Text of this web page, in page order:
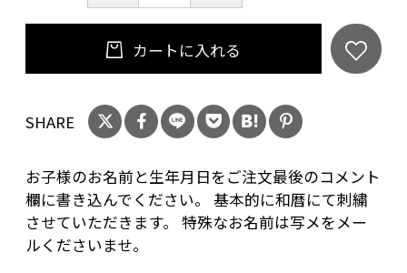
50代/女性
評価 5.00. 投稿日：2022年05月29日
想像通りにとても素敵です。 ５月の予定日より
が、百日のお祝いに贈ってあげたくてお願いしま
した。 来年の初節句にも飾ってもらえる美しい
出来ばえと見惚れてしまいます。
使い道 プレゼント 使う人 家族へ 購入回数 はじ
カートに入れる
SHARE
お子様のお名前と生年月日をご注文最後のコメント
欄に書き込んでください。 基本的に和暦にて刺繍
させていただきます。 特殊なお名前は写メをメー
ルくださいませ。